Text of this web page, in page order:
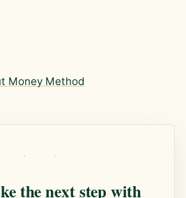
Money Method
· ·
the next step with